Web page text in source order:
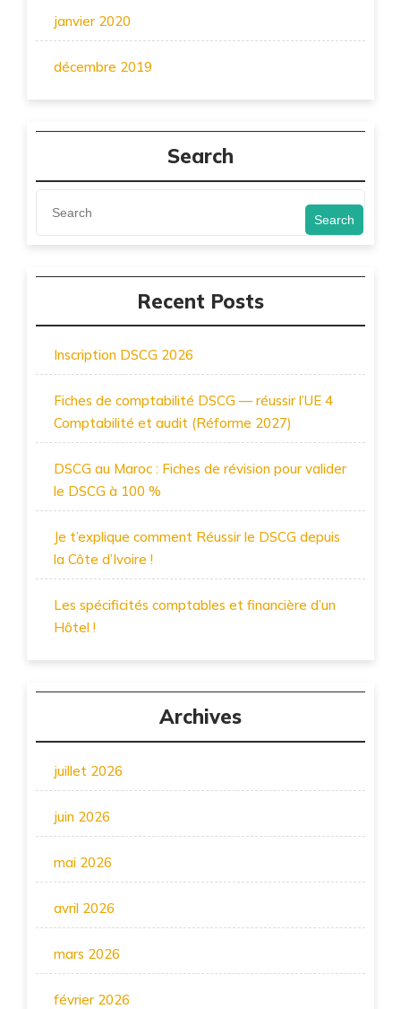
janvier 2020
décembre 2019
Search
Search
Recent Posts
Inscription DSCG 2026
Fiches de comptabilité DSCG — réussir l’UE 4
Comptabilité et audit (Réforme 2027)
DSCG au Maroc : Fiches de révision pour valider
le DSCG à 100 %
Je t’explique comment Réussir le DSCG depuis
la Côte d’Ivoire !
Les spécificités comptables et financière d’un
Hôtel !
Archives
juillet 2026
juin 2026
mai 2026
avril 2026
mars 2026
février 2026